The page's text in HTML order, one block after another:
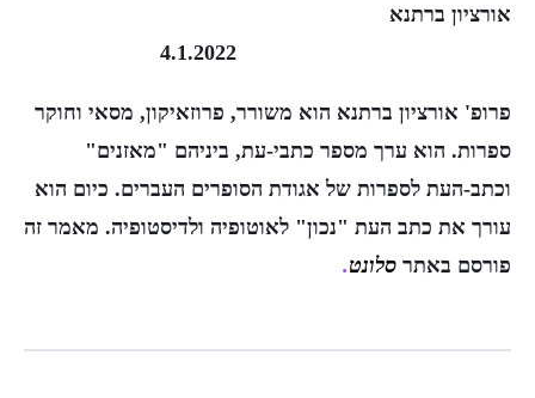
מד״בלוג
קישורים
אורציון ברתנא
פרופ' אורציון ברתנא הוא משורר, פרוזאיקון, מסאי וחוקר
ספרות. הוא ערך מספר כתבי-עת, ביניהם "מאזנים"
וכתב-העת לספרות של אגודת הסופרים העברים. כיום הוא
עורך את כתב העת "נכון" לאוטופיה ולדיסטופיה. מאמר זה
פורסם באתר סלונט.